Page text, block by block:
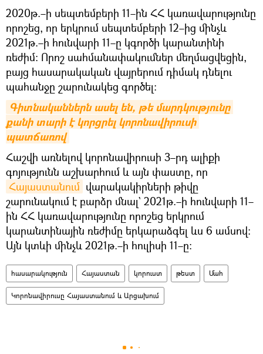
2020թ.–ի սեպտեմբերի 11–ին ՀՀ կառավարությունը
որոշեց, որ երկրում սեպտեմբերի 12–ից մինչև
2021թ.–ի հունվարի 11–ը կգործի կարանտինի
ռեժիմ։ Որոշ սահմանափակումներ մեղմացվեցին,
բայց հասարակական վայրերում դիմակ դնելու
պահանջը շարունակեց գործել։
Գիտնականներն ասել են, թե մարդկությունը
քանի տարի է կորցրել կորոնավիրուսի
պատճառով
Հաշվի առնելով կորոնավիրուսի 3–րդ ալիքի
գոյությունն աշխարհում և այն փաստը, որ
Հայաստանում վարակակիրների թիվը
շարունակում է բարձր մնալ` 2021թ.–ի հունվարի 11–
ին ՀՀ կառավարությունը որոշեց երկրում
կարանտինային ռեժիմը երկարաձգել ևս 6 ամսով։
Այն կտևի մինչև 2021թ.–ի հուլիսի 11–ը։
հասարակություն Հայաստան կորուստ թեստ Մահ
Կորոնավիրուսը Հայաստանում և Արցախում